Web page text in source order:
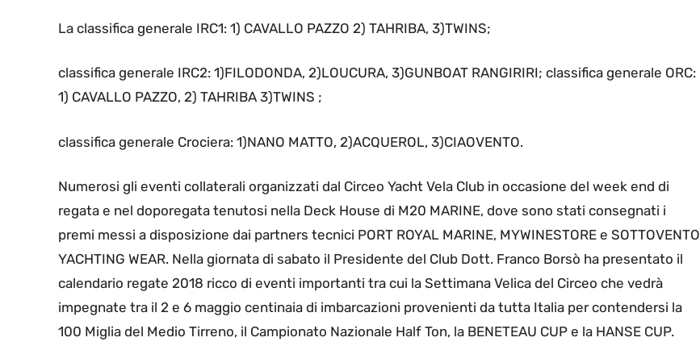
La classifica generale IRC1: 1) CAVALLO PAZZO 2) TAHRIBA, 3)TWINS;
classifica generale IRC2: 1)FILODONDA, 2)LOUCURA, 3)GUNBOAT RANGIRIRI; classifica generale ORC:
1) CAVALLO PAZZO, 2) TAHRIBA 3)TWINS ;
classifica generale Crociera: 1)NANO MATTO, 2)ACQUEROL, 3)CIAOVENTO.
Numerosi gli eventi collaterali organizzati dal Circeo Yacht Vela Club in occasione del week end di
regata e nel doporegata tenutosi nella Deck House di M20 MARINE, dove sono stati consegnati i
premi messi a disposizione dai partners tecnici PORT ROYAL MARINE, MYWINESTORE e SOTTOVENTO
YACHTING WEAR. Nella giornata di sabato il Presidente del Club Dott. Franco Borsò ha presentato il
calendario regate 2018 ricco di eventi importanti tra cui la Settimana Velica del Circeo che vedrà
impegnate tra il 2 e 6 maggio centinaia di imbarcazioni provenienti da tutta Italia per contendersi la
100 Miglia del Medio Tirreno, il Campionato Nazionale Half Ton, la BENETEAU CUP e la HANSE CUP.